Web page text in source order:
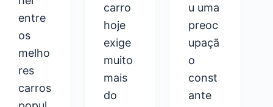
entre
os
melho
res
carros
carro
hoje
exige
muito
mais
do
u uma
preoc
upaçã
o
const
ante